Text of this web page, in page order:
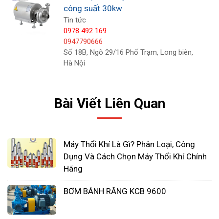
4. Ứng dụng của bơm hóa chất
Saverti SDP-100-50
những sản phẩm được sử dụng rộng rãi trong các
ngành công nghiệp và sản xuất. Với những tính
năng ưu việt và độ bền cao, sản phẩm này đã
được áp dụng trong nhiều lĩnh vực khác nhau như:
Ngành công nghiệp hóa chất
công suất 30kw
Tin tức
0978 492 169
0947790666
Số 18B, Ngõ 29/16 Phố Trạm, Long biên,
Hà Nội
Bài Viết Liên Quan
Máy Thổi Khí Là Gì? Phân Loại, Công
Dụng Và Cách Chọn Máy Thổi Khí Chính
Hãng
BƠM BÁNH RĂNG KCB 9600